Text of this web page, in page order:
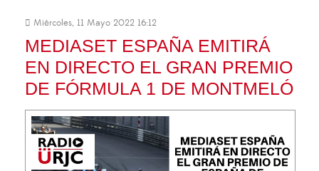
Miércoles, 11 Mayo 2022 16:12
MEDIASET ESPAÑA EMITIRÁ
EN DIRECTO EL GRAN PREMIO
DE FÓRMULA 1 DE MONTMELÓ